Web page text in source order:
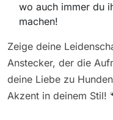
wo auch immer du
machen!
Zeige deine
Anstecker, der die
deine Liebe zu
Akzent in deinem Stil!